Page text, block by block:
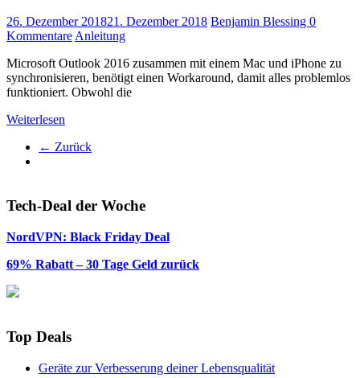
26. Dezember 201821. Dezember 2018 Benjamin Blessing 0
Kommentare Anleitung
Microsoft Outlook 2016 zusammen mit einem Mac und iPhone zu
synchronisieren, benötigt einen Workaround, damit alles problemlos
funktioniert. Obwohl die
Weiterlesen
← Zurück
Tech-Deal der Woche
NordVPN: Black Friday Deal
69% Rabatt – 30 Tage Geld zurück
Top Deals
Geräte zur Verbesserung deiner Lebensqualität